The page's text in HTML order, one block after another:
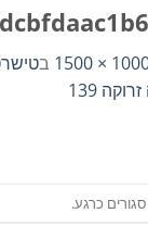
1000 × ב
139